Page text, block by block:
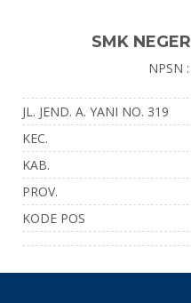
SMK
NPSN
JL. JEND. A. YANI NO. 319
KEC.
KAB.
PROV.
KODE POS